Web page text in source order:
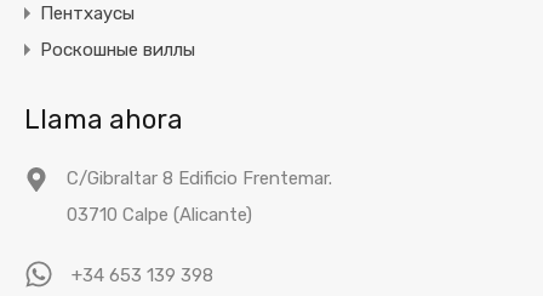
Пентхаусы
Роскошные виллы
Llama ahora
C/Gibraltar 8 Edificio Frentemar.
03710 Calpe (Alicante)
+34 653 139 398